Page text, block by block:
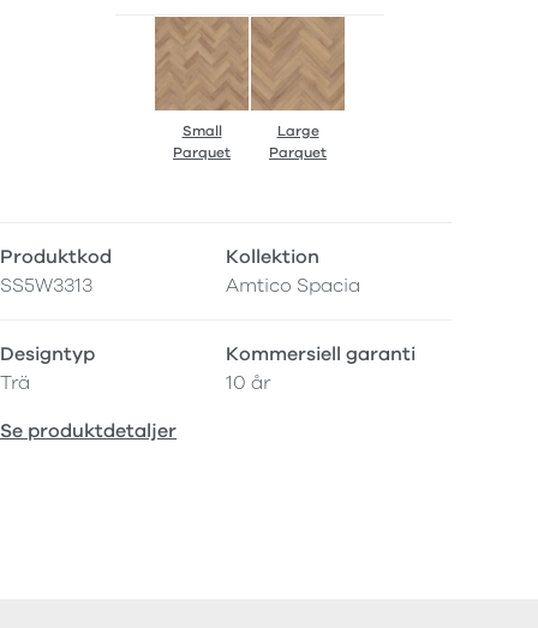
Small
Parquet
Large
Parquet
Produktkod
SS5W3313
Kollektion
Amtico Spacia
Designtyp
Trä
Kommersiell garanti
10 år
Se produktdetaljer